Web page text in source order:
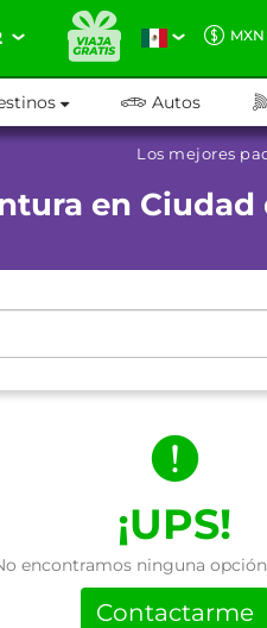
MXN
Autos
Los mejores
en Ciudad
¡UPS!
encontramos ninguna
Contactarme